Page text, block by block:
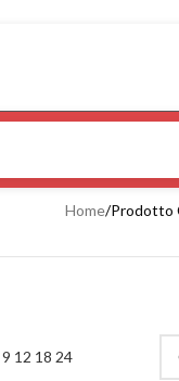
Home/Prodotto
9 12 18 24